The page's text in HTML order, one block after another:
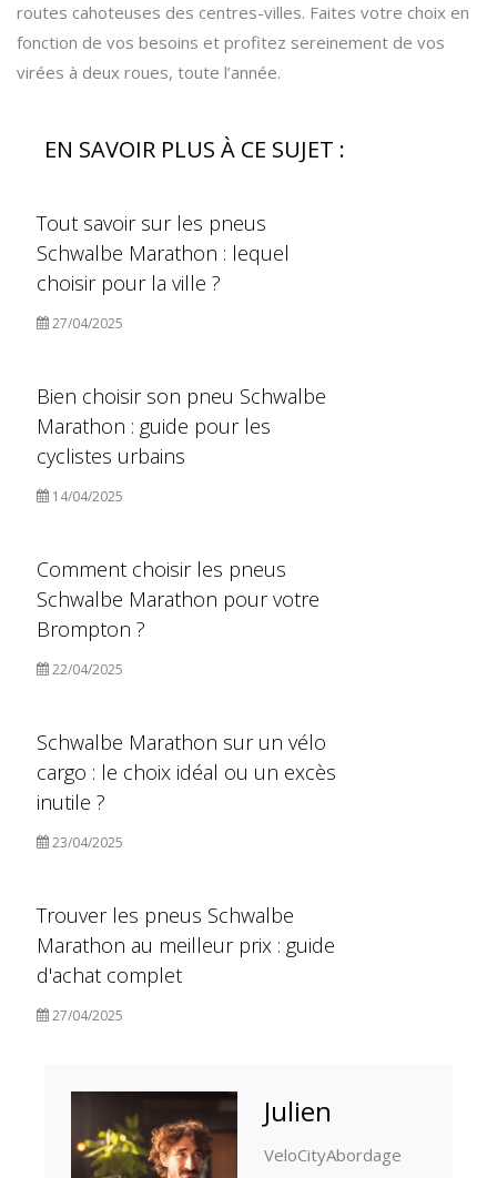
routes cahoteuses des centres-villes. Faites votre choix en
fonction de vos besoins et profitez sereinement de vos
virées à deux roues, toute l’année.
EN SAVOIR PLUS À CE SUJET :
Tout savoir sur les pneus
Schwalbe Marathon : lequel
choisir pour la ville ?
27/04/2025
Bien choisir son pneu Schwalbe
Marathon : guide pour les
cyclistes urbains
14/04/2025
Comment choisir les pneus
Schwalbe Marathon pour votre
Brompton ?
22/04/2025
Schwalbe Marathon sur un vélo
cargo : le choix idéal ou un excès
inutile ?
23/04/2025
Trouver les pneus Schwalbe
Marathon au meilleur prix : guide
d'achat complet
27/04/2025
Julien
VeloCityAbordage